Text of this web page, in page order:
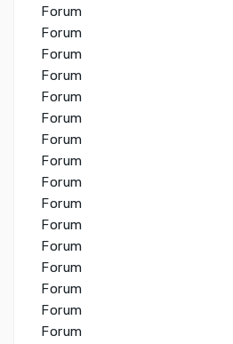
Forum
Forum
Forum
Forum
Forum
Forum
Forum
Forum
Forum
Forum
Forum
Forum
Forum
Forum
Forum
Forum